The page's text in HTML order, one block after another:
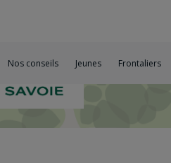
Nos conseils Jeunes Frontaliers